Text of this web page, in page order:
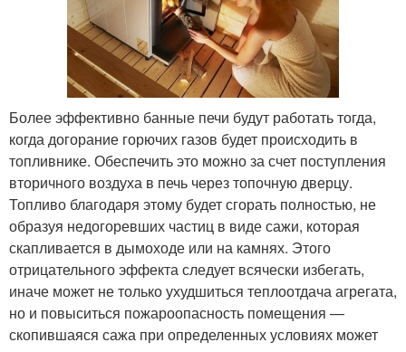
Более эффективно банные печи будут работать тогда,
когда догорание горючих газов будет происходить в
топливнике. Обеспечить это можно за счет поступления
вторичного воздуха в печь через топочную дверцу.
Топливо благодаря этому будет сгорать полностью, не
образуя недогоревших частиц в виде сажи, которая
скапливается в дымоходе или на камнях. Этого
отрицательного эффекта следует всячески избегать,
иначе может не только ухудшиться теплоотдача агрегата,
но и повыситься пожароопасность помещения —
скопившаяся сажа при определенных условиях может